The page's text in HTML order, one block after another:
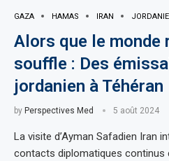
GAZA HAMAS IRAN JORDANIE
Alors que le monde
souffle : Des
jordanien à Téhéran
by Perspectives Med 5 août 2024
La visite d’Ayman Safadien Iran
contacts diplomatiques continus